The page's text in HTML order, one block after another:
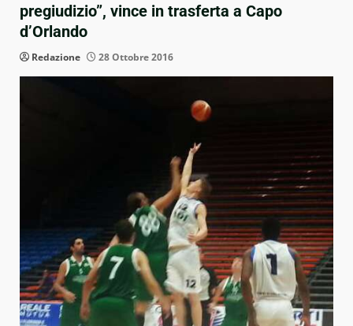
pregiudizio”, vince in trasferta a Capo
d’Orlando
Redazione 28 Ottobre 2016